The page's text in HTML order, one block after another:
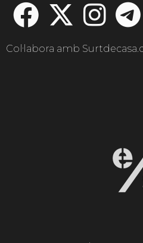
Col·labora amb